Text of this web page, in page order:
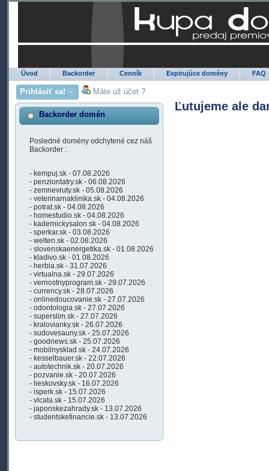
Úvod Backorder Cenník Expirujúce domény FAQ
Prihlásiť sa! Máte už účet ?
Backorder domén
Posledné domény odchytené cez náš
Backorder :
- kempuj.sk - 07.08.2026
- penziontatry.sk - 06.08.2026
- zemnevruty.sk - 05.08.2026
- veterinarnaklinika.sk - 04.08.2026
- potrat.sk - 04.08.2026
- homestudio.sk - 04.08.2026
- kadernickysalon.sk - 04.08.2026
- sperkar.sk - 03.08.2026
- welten.sk - 02.08.2026
- slovenskaenergetika.sk - 01.08.2026
- kladivo.sk - 01.08.2026
- herbia.sk - 31.07.2026
- virtualna.sk - 29.07.2026
- vernostnyprogram.sk - 29.07.2026
- currency.sk - 28.07.2026
- onlinedoucovanie.sk - 27.07.2026
- odontologia.sk - 27.07.2026
- superslim.sk - 27.07.2026
- kralovianky.sk - 26.07.2026
- sudovesauny.sk - 25.07.2026
- goodnews.sk - 25.07.2026
- mobilnysklad.sk - 24.07.2026
- kesselbauer.sk - 22.07.2026
- autotechnik.sk - 20.07.2026
- pozvanie.sk - 20.07.2026
- lieskovsky.sk - 16.07.2026
- isperk.sk - 15.07.2026
- vlcata.sk - 15.07.2026
- japonskezahrady.sk - 13.07.2026
- studentskefinancie.sk - 13.07.2026
Ľutujeme ale